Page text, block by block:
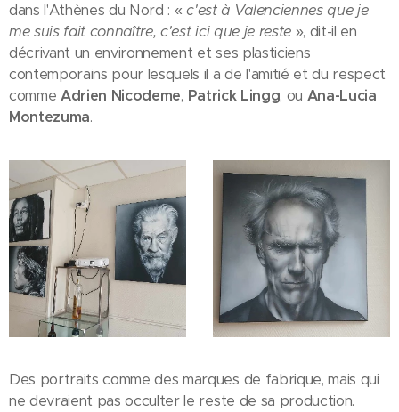
dans l'Athènes du Nord : «c'est à Valenciennes que je
me suis fait connaître, c'est ici que je reste », dit-il en
décrivant un environnement et ses plasticiens
contemporains pour lesquels il a de l'amitié et du respect
commeAdrien Nicodeme, Patrick Lingg, ou Ana-Lucia
Montezuma.
Des portraits comme des marques de fabrique, mais qui
ne devraient pas occulter le reste de sa production.